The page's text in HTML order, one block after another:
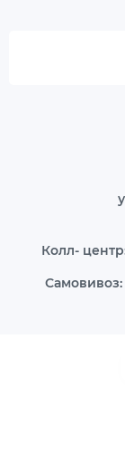
Колл-
Самовивоз: